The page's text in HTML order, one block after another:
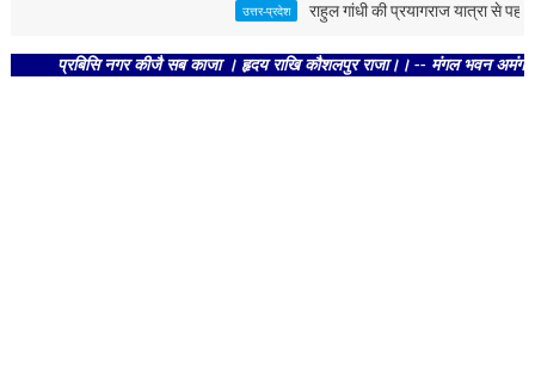
उत्तर-प्रदेश राहुल गांधी की प्रयागराज यात्रा से पहले
प्रबिसि नगर कीजै सब काजा । हृदय राखि कौशलपुर राजा।। -- मंगल भवन अमंगल